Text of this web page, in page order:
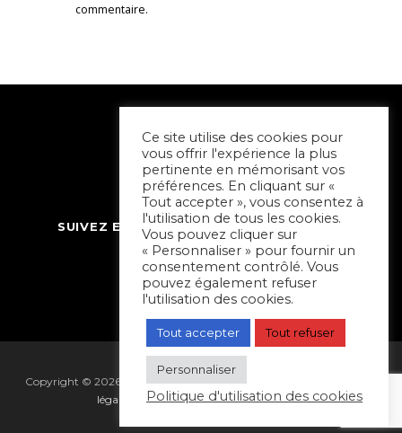
commentaire.
SUIVEZ ET CONTACTEZ SORTIR À NIORT
Copyright © 2026 Sortir à Niort | réalisé par
légales
Gestion des cookies|Plan du site
Ce site utilise des cookies pour
vous offrir l'expérience la plus
pertinente en mémorisant vos
préférences. En cliquant sur «
Tout accepter », vous consentez à
l'utilisation de tous les cookies.
Vous pouvez cliquer sur
« Personnaliser » pour fournir un
consentement contrôlé. Vous
pouvez également refuser
l'utilisation des cookies.
Tout accepter Tout refuser
Personnaliser
Politique d'utilisation des cookies